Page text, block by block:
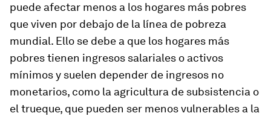
puede afectar menos a los hogares más pobres
que viven por debajo de la línea de pobreza
mundial. Ello se debe a que los hogares más
pobres tienen ingresos salariales o activos
mínimos y suelen depender de ingresos no
monetarios, como la agricultura de subsistencia o
el trueque, que pueden ser menos vulnerables a la